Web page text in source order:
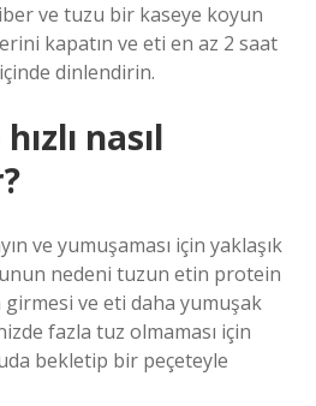
ve tuzu bir kaseye koyun
kapatın ve eti en az 2 saat
dinlendirin.
nasıl
ve yumuşaması için yaklaşık
nedeni tuzun etin protein
girmesi ve eti daha yumuşak
fazla tuz olmaması için
bekletip bir peçeteyle